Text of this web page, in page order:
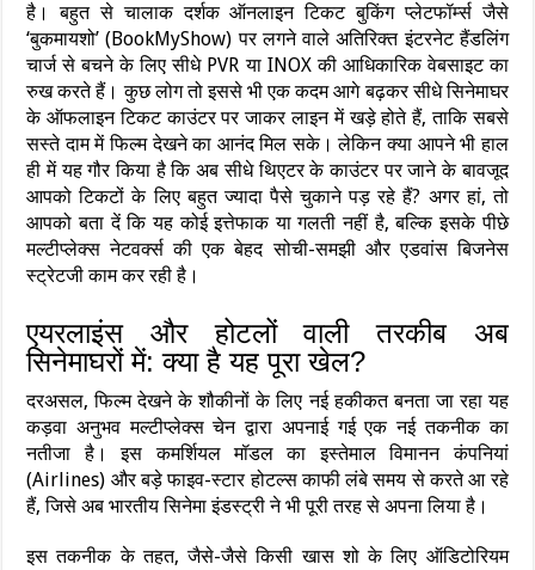
है। बहुत से चालाक दर्शक ऑनलाइन टिकट बुकिंग प्लेटफॉर्म्स जैसे
‘बुकमायशो’ (BookMyShow) पर लगने वाले अतिरिक्त इंटरनेट हैंडलिंग
चार्ज से बचने के लिए सीधे PVR या INOX की आधिकारिक वेबसाइट का
रुख करते हैं। कुछ लोग तो इससे भी एक कदम आगे बढ़कर सीधे सिनेमाघर
के ऑफलाइन टिकट काउंटर पर जाकर लाइन में खड़े होते हैं, ताकि सबसे
सस्ते दाम में फिल्म देखने का आनंद मिल सके। लेकिन क्या आपने भी हाल
ही में यह गौर किया है कि अब सीधे थिएटर के काउंटर पर जाने के बावजूद
आपको टिकटों के लिए बहुत ज्यादा पैसे चुकाने पड़ रहे हैं? अगर हां, तो
आपको बता दें कि यह कोई इत्तेफाक या गलती नहीं है, बल्कि इसके पीछे
मल्टीप्लेक्स नेटवर्क्स की एक बेहद सोची-समझी और एडवांस बिजनेस
स्ट्रेटजी काम कर रही है।
एयरलाइंस और होटलों वाली तरकीब अब
सिनेमाघरों में: क्या है यह पूरा खेल?
दरअसल, फिल्म देखने के शौकीनों के लिए नई हकीकत बनता जा रहा यह
कड़वा अनुभव मल्टीप्लेक्स चेन द्वारा अपनाई गई एक नई तकनीक का
नतीजा है। इस कमर्शियल मॉडल का इस्तेमाल विमानन कंपनियां
(Airlines) और बड़े फाइव-स्टार होटल्स काफी लंबे समय से करते आ रहे
हैं, जिसे अब भारतीय सिनेमा इंडस्ट्री ने भी पूरी तरह से अपना लिया है।
इस तकनीक के तहत, जैसे-जैसे किसी खास शो के लिए ऑडिटोरियम